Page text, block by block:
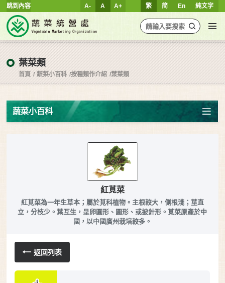
跳到內容 繁 简 En 純文字
A- A A+
葉菜類
首頁 蔬菜小百科 按種類作介紹 葉菜類
蔬菜小百科
紅莧菜
紅莧菜為一年生草本；屬於莧科植物。主根較大，側根淺；莖直
立，分枝少。葉互生，呈卵圓形、圓形、或披針形。莧菜原產於中
國，以中國廣州栽培較多。
返回列表